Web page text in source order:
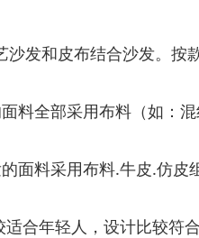
发和皮布结合沙发。按
料全部采用布料（如：混
面料采用布料.牛皮.仿皮
合年轻人，设计比较符